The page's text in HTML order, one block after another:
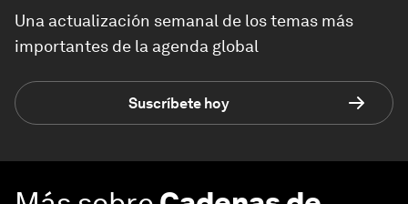
Una actualización semanal de los temas más
importantes de la agenda global
Suscríbete hoy